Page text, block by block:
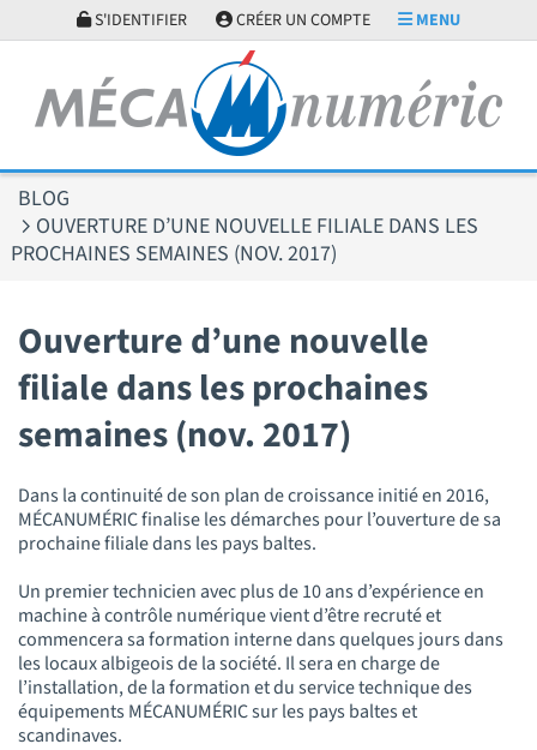
S'IDENTIFIER CRÉER UN COMPTE MENU
BLOG
OUVERTURE D’UNE NOUVELLE FILIALE DANS LES
PROCHAINES SEMAINES (NOV. 2017)
Ouverture d’une nouvelle
filiale dans les prochaines
semaines (nov. 2017)
Dans la continuité de son plan de croissance initié en 2016,
MÉCANUMÉRIC finalise les démarches pour l’ouverture de sa
prochaine filiale dans les pays baltes.
Un premier technicien avec plus de 10 ans d’expérience en
machine à contrôle numérique vient d’être recruté et
commencera sa formation interne dans quelques jours dans
les locaux albigeois de la société. Il sera en charge de
l’installation, de la formation et du service technique des
équipements MÉCANUMÉRIC sur les pays baltes et
scandinaves.
Panneau de gestion des cookies